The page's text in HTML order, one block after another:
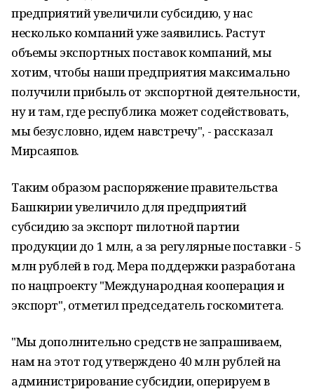
предприятий увеличили субсидию, у нас
несколько компаний уже заявились. Растут
объемы экспортных поставок компаний, мы
хотим, чтобы наши предприятия максимально
получили прибыль от экспортной деятельности,
ну и там, где республика может содействовать,
мы безусловно, идем навстречу", - рассказал
Мирсаяпов.
Таким образом распоряжение правительства
Башкирии увеличило для предприятий
субсидию за экспорт пилотной партии
продукции до 1 млн, а за регулярные поставки - 5
млн рублей в год. Мера поддержки разработана
по нацпроекту "Международная кооперация и
экспорт", отметил председатель госкомитета.
"Мы дополнительно средств не запрашиваем,
нам на этот год утверждено 40 млн рублей на
администрирование субсидии, оперируем в